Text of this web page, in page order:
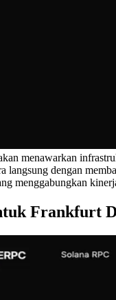
menawarkan
langsung dengan
menggabungkan
Frankfurt